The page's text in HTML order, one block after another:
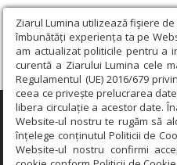
Ziarul Lumina utilizează fişiere
îmbunătăți experiența ta pe
am actualizat politicile pentru a
curentă a Ziarului Lumina cele
Regulamentul (UE) 2016/679
ceea ce privește prelucrarea
libera circulație a acestor date.
Website-ul nostru te rugăm să
înțelege conținutul Politicii de
Website-ul nostru confirmi